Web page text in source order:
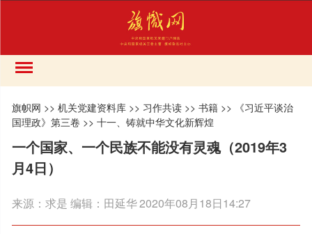
旗帜网 >>机关党建资料库 >> 习作共读 >>书籍 >>
《习近平谈治
国理政》第三卷 >>十一、铸就中华文化新辉煌
一个国家、一个民族不能没有灵魂（2019年3
月4日）
来源：求是 编辑：田延华2020年08月18日14:27